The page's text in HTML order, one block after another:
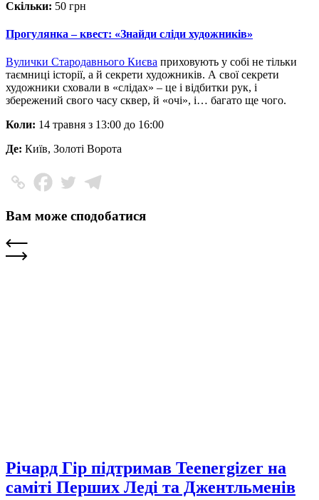
Скільки: 50 грн
Прогулянка – квест: «Знайди сліди художників»
Вулички Стародавнього Києва приховують у собі не тільки
таємниці історії, а й секрети художників. А свої секрети
художники сховали в «слідах» – це і відбитки рук, і
збережений свого часу сквер, й «очі», і… багато ще чого.
Коли: 14 травня з 13:00 до 16:00
Де: Київ, Золоті Ворота
Вам може сподобатися
Річард Гір підтримав Teenergizer на
саміті Перших Леді та Джентльменів